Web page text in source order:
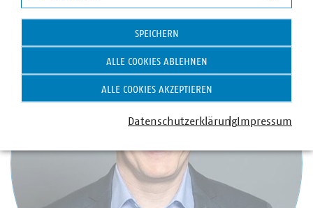
Statistik
SPEICHERN
ALLE COOKIES ABLEHNEN
ALLE COOKIES AKZEPTIEREN
DatenschutzerklärungImpressum